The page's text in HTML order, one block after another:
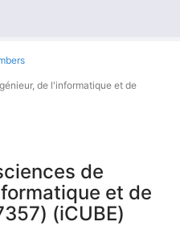
de l'informatique et de
de
et de
(iCUBE)